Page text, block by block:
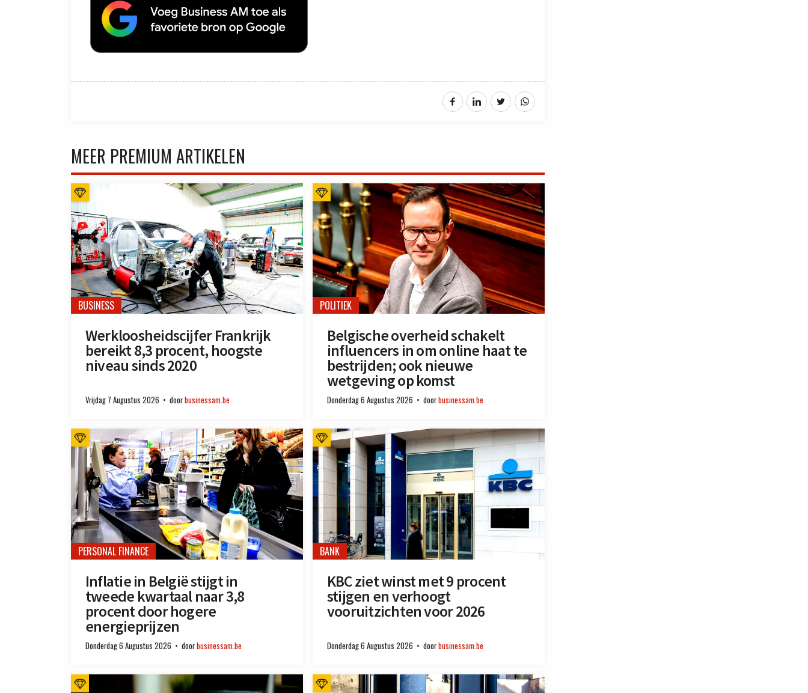
MEER PREMIUM ARTIKELEN
BUSINESS
Werkloosheidscijfer Frankrijk
bereikt 8,3 procent, hoogste
niveau sinds 2020
Vrijdag 7 Augustus 2026 doorbusinessam.be
POLITIEK
Belgische overheid schakelt
influencers in om online haat te
bestrijden; ook nieuwe
wetgeving op komst
Donderdag 6 Augustus 2026 doorbusinessam.be
PERSONAL FINANCE
Inflatie in België stijgt in
tweede kwartaal naar 3,8
procent door hogere
energieprijzen
Donderdag 6 Augustus 2026 doorbusinessam.be
BANK
KBC ziet winst met 9 procent
stijgen en verhoogt
vooruitzichten voor 2026
Donderdag 6 Augustus 2026 doorbusinessam.be